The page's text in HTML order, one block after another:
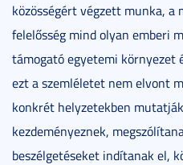
közösségért végzett munka,
felelősség mind olyan emberi
támogató egyetemi környezet
ezt a szemléletet nem elvont
konkrét helyzetekben
kezdeményeznek,
beszélgetéseket indítanak el,